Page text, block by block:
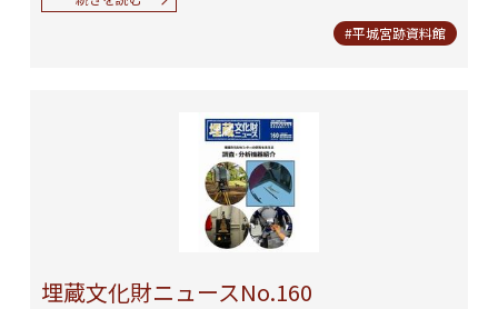
#平城宮跡資料館
埋蔵文化財ニュースNo.160